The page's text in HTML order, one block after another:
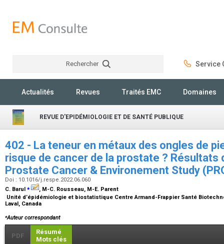
Rechercher Service
Actualités Revues Traités EMC Domaines
REVUE D'EPIDÉMIOLOGIE ET DE SANTÉ PUBLIQUE
402 - La teneur en métaux des ongles de
risque de cancer de la prostate ? Résultats
Prostate Cancer & Environement Study
Doi : 10.1016/j.respe.2022.06.060
C. Barul ⁎
, M-C. Rousseau, M-E. Parent
Unité d’épidémiologie et biostatistique Centre Armand-Frappier Santé
Laval, Canada
⁎Auteur correspondant
PDF
Résumé
Mots clés